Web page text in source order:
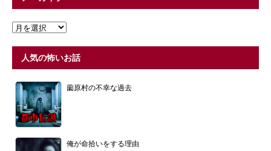
人気の怖いお話
薗原村の不幸な過去
俺が命拾いをする理由